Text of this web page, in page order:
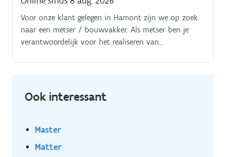
Voor onze klant gelegen in Hamont zijn we op zoek
naar een metser / bouwvakker. Als metser ben je
verantwoordelijk voor het realiseren van
restauratieprojecten Je zorgt ervoor dat stenen,
kwalitatief worden geplaatst, volledig volgens de
technische plannen en geldende
Ook interessant
Master
Matter